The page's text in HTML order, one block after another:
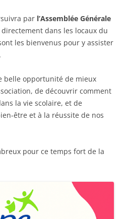
par l’Assemblée Générale
dans les locaux du
les bienvenus pour y assister
belle opportunité de mieux
de découvrir comment
la vie scolaire, et de
être et à la réussite de nos
pour ce temps fort de la